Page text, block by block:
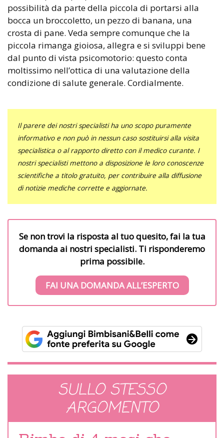
possibilità da parte della piccola di portarsi alla
bocca un broccoletto, un pezzo di banana, una
crosta di pane. Veda sempre comunque che la
piccola rimanga gioiosa, allegra e si sviluppi bene
dal punto di vista psicomotorio: questo conta
moltissimo nell’ottica di una valutazione della
condizione di salute generale. Cordialmente.
Il parere dei nostri specialisti ha uno scopo puramente
informativo e non può in nessun caso sostituirsi alla visita
specialistica o al rapporto diretto con il medico curante. I
nostri specialisti mettono a disposizione le loro conoscenze
scientifiche a titolo gratuito, per contribuire alla diffusione
di notizie mediche corrette e aggiornate.
Se non trovi la risposta al tuo quesito, fai la tua
domanda ai nostri specialisti. Ti risponderemo
prima possibile.
FAI UNA DOMANDA ALL’ESPERTO
SULLO STESSO
ARGOMENTO